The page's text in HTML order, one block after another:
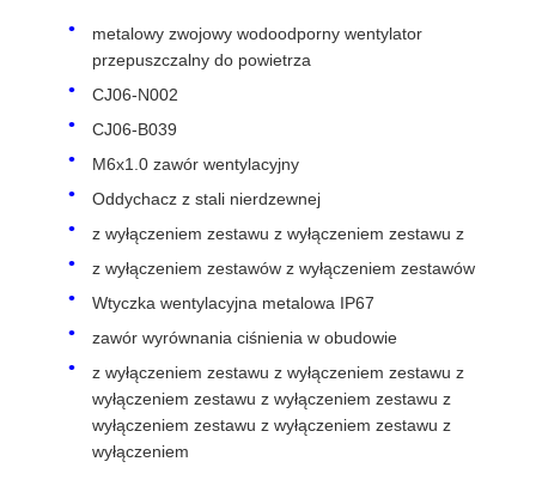
metalowy zwojowy wodoodporny wentylator
przepuszczalny do powietrza
CJ06-N002
CJ06-B039
M6x1.0 zawór wentylacyjny
Oddychacz z stali nierdzewnej
z wyłączeniem zestawu z wyłączeniem zestawu z
z wyłączeniem zestawów z wyłączeniem zestawów
Wtyczka wentylacyjna metalowa IP67
zawór wyrównania ciśnienia w obudowie
z wyłączeniem zestawu z wyłączeniem zestawu z
wyłączeniem zestawu z wyłączeniem zestawu z
wyłączeniem zestawu z wyłączeniem zestawu z
wyłączeniem